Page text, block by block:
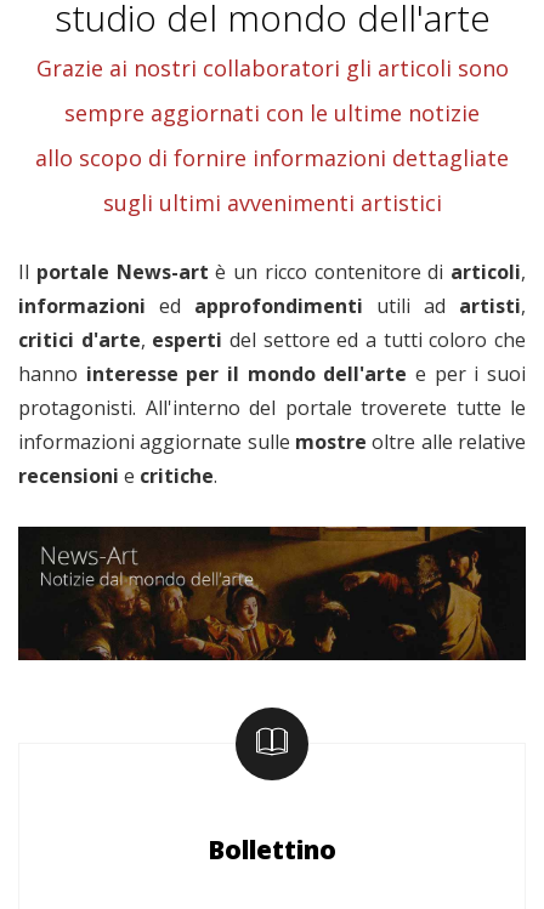
studio del mondo dell'arte
Grazie ai nostri collaboratori gli articoli sono
sempre aggiornati con le ultime notizie
allo scopo di fornire informazioni dettagliate
sugli ultimi avvenimenti artistici
Il portale News-art è un ricco contenitore di articoli,
informazioni ed approfondimenti utili ad artisti,
critici d'arte, espertidel settore ed a tutti coloro che
hanno interesse per il mondo dell'arte e per i suoi
protagonisti. All'interno del portale troverete tutte le
informazioni aggiornate sulle mostreoltre alle relative
recensioni e critiche.
Bollettino